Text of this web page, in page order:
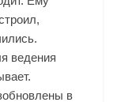
ведения
в